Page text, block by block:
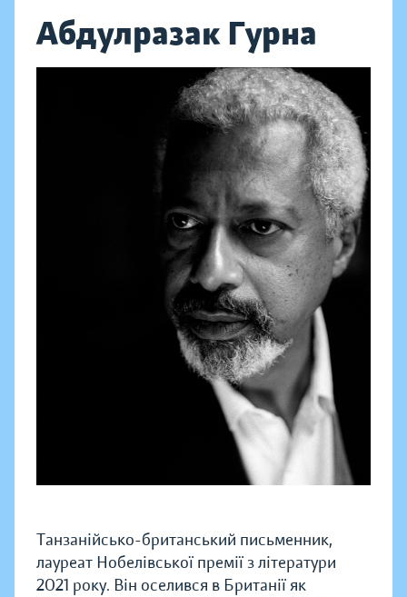
Абдулразак Гурна
Танзанійсько-британський письменник,
лауреат Нобелівської премії з літератури
2021 року. Він оселився в Британії як